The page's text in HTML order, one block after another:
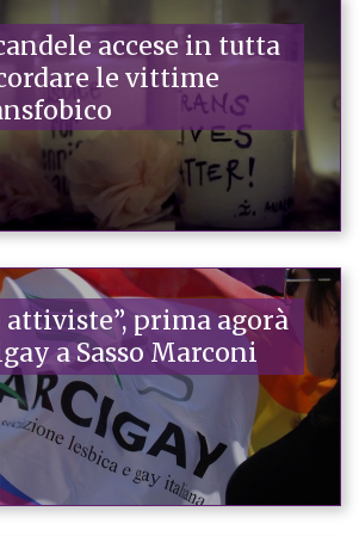
accese in tutta
le vittime
attiviste”, prima agorà
a Sasso Marconi